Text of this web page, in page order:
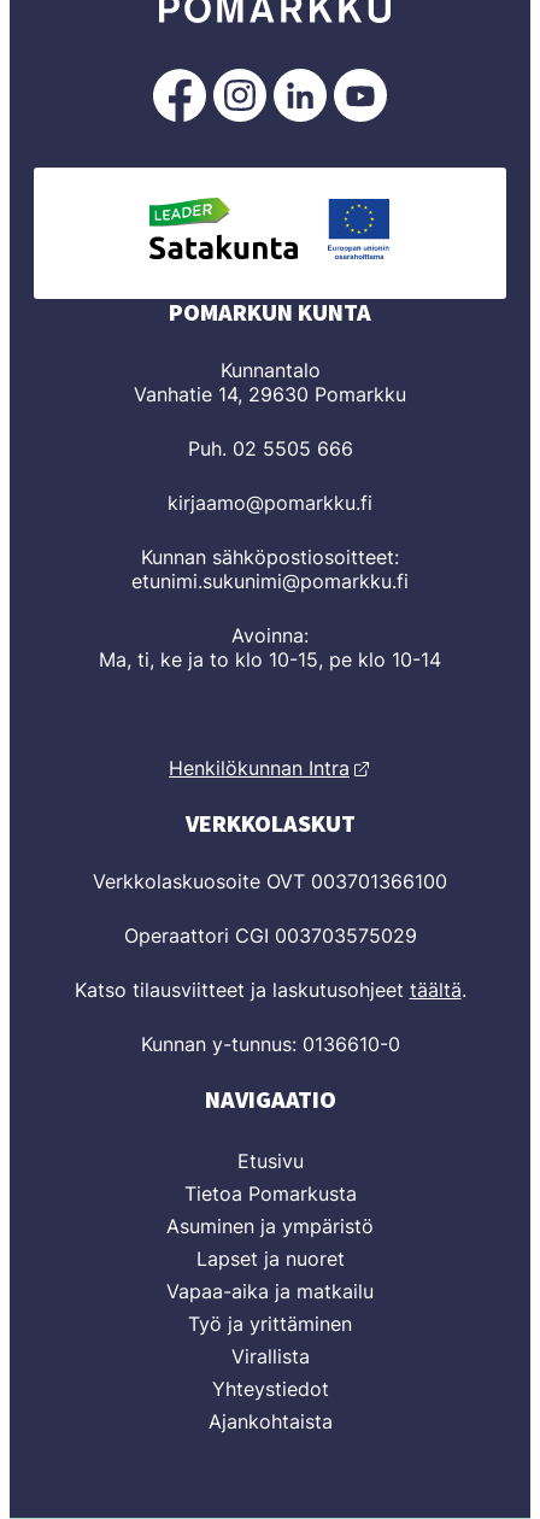
Pomarkku
Facebookissa
Pomarkku
Instagramissa
Pomarkku
LinkedInissä
POMARKUN KUNTA
Kunnantalo
Vanhatie 14, 29630 Pomarkku
Puh. 02 5505 666
kirjaamo@pomarkku.fi
Kunnan sähköpostiosoitteet:
etunimi.sukunimi@pomarkku.fi
Avoinna:
Ma, ti, ke ja to klo 10-15, pe klo 10-14
Henkilökunnan Intra
VERKKOLASKUT
Verkkolaskuosoite OVT 003701366100
Operaattori CGI 003703575029
Katso tilausviitteet ja laskutusohjeet täältä.
Kunnan y-tunnus: 0136610-0
NAVIGAATIO
Etusivu
Tietoa Pomarkusta
Asuminen ja ympäristö
Lapset ja nuoret
Vapaa-aika ja matkailu
Työ ja yrittäminen
Virallista
Yhteystiedot
Ajankohtaista